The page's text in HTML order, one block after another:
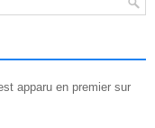
apparu en premier sur